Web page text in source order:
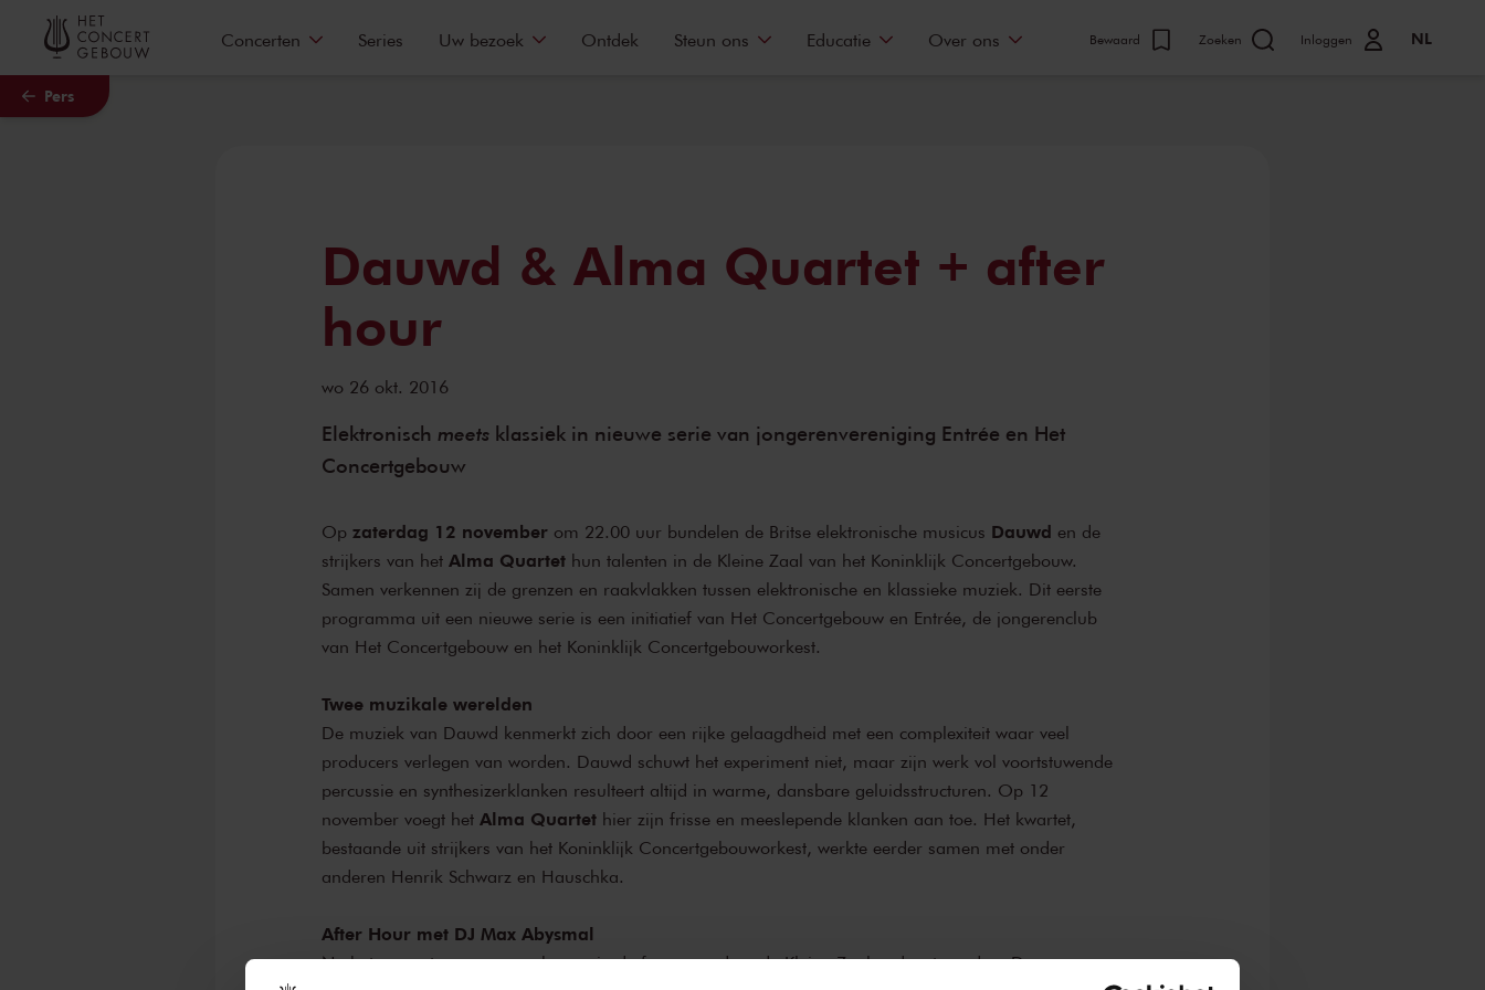
Naar hoofdcontent
Pers
Concerten Series Uw bezoek Ontdek Steun ons Educatie Over ons Bewaard Zoeken Inloggen NL
Dauwd & Alma Quartet + after
hour
wo 26 okt. 2016
Elektronisch meetsklassiek in nieuwe serie van jongerenvereniging Entrée en Het
Concertgebouw
Op zaterdag 12 novemberom 22.00 uur bundelen de Britse elektronische musicus Dauwd en de
strijkers van het Alma Quartethun talenten in de Kleine Zaal van het Koninklijk Concertgebouw.
Samen verkennen zij de grenzen en raakvlakken tussen elektronische en klassieke muziek. Dit eerste
programma uit een nieuwe serie is een initiatief van Het Concertgebouw en Entrée, de jongerenclub
van Het Concertgebouw en het Koninklijk Concertgebouworkest.
Twee muzikale werelden
De muziek van Dauwd kenmerkt zich door een rijke gelaagdheid met een complexiteit waar veel
producers verlegen van worden. Dauwd schuwt het experiment niet, maar zijn werk vol voortstuwende
percussie en synthesizerklanken resulteert altijd in warme, dansbare geluidsstructuren. Op 12
november voegt het Alma Quartethier zijn frisse en meeslepende klanken aan toe. Het kwartet,
bestaande uit strijkers van het Koninklijk Concertgebouworkest, werkte eerder samen met onder
anderen Henrik Schwarz en Hauschka.
After Hour met DJ Max Abysmal
Na het concert van een uur, kan er in de foyers rondom de Kleine Zaal gedanst worden. De